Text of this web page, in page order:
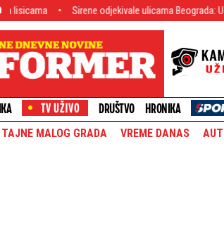
Sirene odjekivale ulicama Beograda: Udes za
DRUŠTVO HRONIKA
TAJNE MALOG GRADA VREME DANAS